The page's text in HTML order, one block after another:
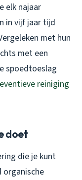
elk najaar
in vijf jaar tijd
met hun
met een
spoedtoeslag
reiniging
doet
die je kunt
organische